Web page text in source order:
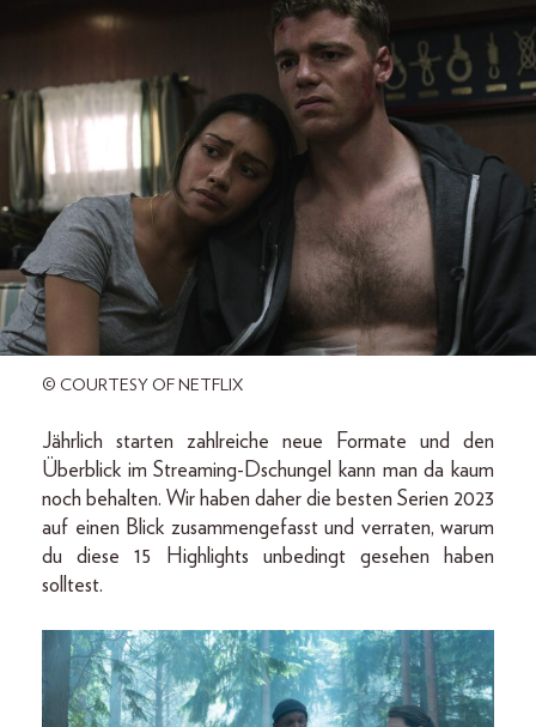
© COURTESY OF NETFLIX
Jährlich starten zahlreiche neue Formate und den
Überblick im Streaming-Dschungel kann man da kaum
noch behalten. Wir haben daher die besten Serien 2023
auf einen Blick zusammengefasst und verraten, warum
du diese 15 Highlights unbedingt gesehen haben
solltest.